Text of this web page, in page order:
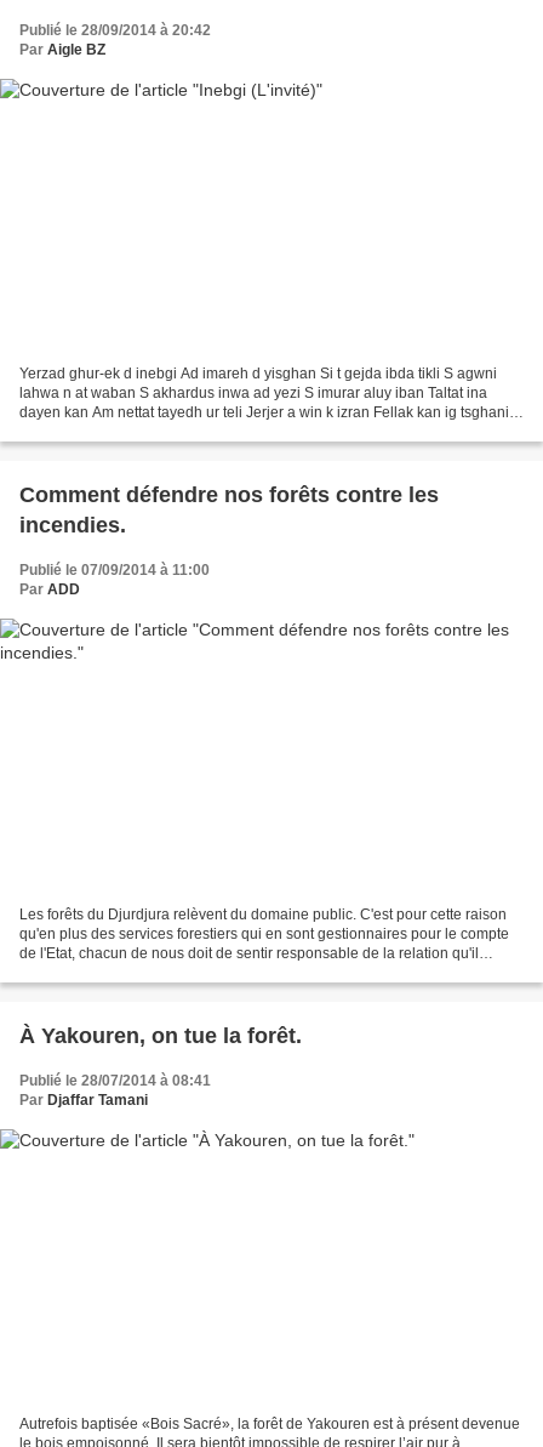
Publié le 28/09/2014 à 20:42
Par Aigle BZ
Yerzad ghur-ek d inebgi Ad imareh d yisghan Si t gejda ibda tikli S agwni
lahwa n at waban S akhardus inwa ad yezi S imurar aluy iban Taltat ina
dayen kan Am nettat tayedh ur teli Jerjer a win k izran Fellak kan ig tsghani
Comment défendre nos forêts contre les
incendies.
Publié le 07/09/2014 à 11:00
Par ADD
Les forêts du Djurdjura relèvent du domaine public. C'est pour cette raison
qu'en plus des services forestiers qui en sont gestionnaires pour le compte
de l'Etat, chacun de nous doit de sentir responsable de la relation qu'il
À Yakouren, on tue la forêt.
Publié le 28/07/2014 à 08:41
Par Djaffar Tamani
Autrefois baptisée «Bois Sacré», la forêt de Yakouren est à présent devenue
le bois empoisonné. Il sera bientôt impossible de respirer l’air pur à